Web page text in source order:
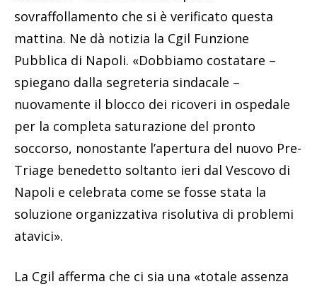
sovraffollamento che si è verificato questa
mattina. Ne dà notizia la Cgil Funzione
Pubblica di Napoli. «Dobbiamo costatare –
spiegano dalla segreteria sindacale –
nuovamente il blocco dei ricoveri in ospedale
per la completa saturazione del pronto
soccorso, nonostante l’apertura del nuovo Pre-
Triage benedetto soltanto ieri dal Vescovo di
Napoli e celebrata come se fosse stata la
soluzione organizzativa risolutiva di problemi
atavici».
La Cgil afferma che ci sia una «totale assenza